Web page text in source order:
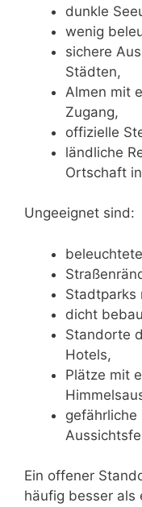
dunkle
wenig
sichere
Städten,
Almen mit
Zugang,
offizielle
ländliche
Ortschaft
Ungeeignet sind:
Stadtparks
dicht
Standorte
Hotels,
Plätze mit
gefährliche
Ein offener
häufig besser als